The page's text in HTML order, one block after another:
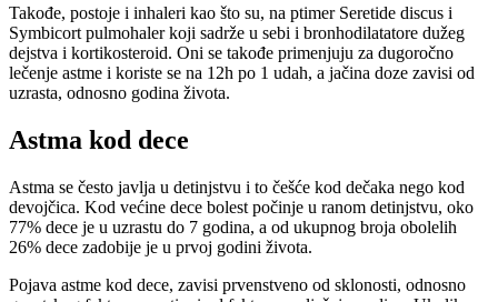
Takođe, postoje i inhaleri kao što su, na ptimer Seretide discus i
Symbicort pulmohaler koji sadrže u sebi i bronhodilatatore dužeg
dejstva i kortikosteroid. Oni se takođe primenjuju za dugoročno
lečenje astme i koriste se na 12h po 1 udah, a jačina doze zavisi od
uzrasta, odnosno godina života.
Astma kod dece
Astma se često javlja u detinjstvu i to češće kod dečaka nego kod
devojčica. Kod većine dece bolest počinje u ranom detinjstvu, oko
77% dece je u uzrastu do 7 godina, a od ukupnog broja obolelih
26% dece zadobije je u prvoj godini života.
Pojava astme kod dece, zavisi prvenstveno od sklonosti, odnosno